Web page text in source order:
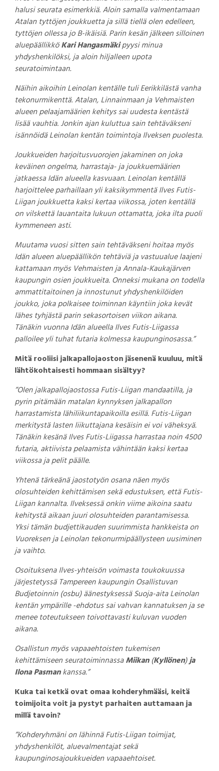
halusi seurata esimerkkiä. Aloin samalla valmentamaan
Atalan tyttöjen joukkuetta ja sillä tiellä olen edelleen,
tyttöjen ollessa jo B-ikäisiä. Parin kesän jälkeen silloinen
aluepäällikköKari Hangasmäkipyysi minua
yhdyshenkilöksi, ja aloin hiljalleen upota
seuratoimintaan.
Näihin aikoihin Leinolan kentälle tuli Eerikkilästä vanha
tekonurmikenttä. Atalan, Linnainmaan ja Vehmaisten
alueen pelaajamäärien kehitys sai uudesta kentästä
lisää vauhtia. Jonkin ajan kuluttua sain tehtäväkseni
isännöidä Leinolan kentän toimintoja Ilveksen puolesta.
Joukkueiden harjoitusvuorojen jakaminen on joka
keväinen ongelma, harrastaja- ja joukkuemäärien
jatkaessa Idän alueella kasvuaan. Leinolan kentällä
harjoittelee parhaillaan yli kaksikymmentä Ilves Futis-
Liigan joukkuetta kaksi kertaa viikossa, joten kentällä
on vilskettä lauantaita lukuun ottamatta, joka ilta puoli
kymmeneen asti.
Muutama vuosi sitten sain tehtäväkseni hoitaa myös
Idän alueen aluepäällikön tehtäviä ja vastuualue laajeni
kattamaan myös Vehmaisten ja Annala-Kaukajärven
kaupungin osien joukkueita. Onneksi mukana on todella
ammattitaitoinen ja innostunut yhdyshenkilöiden
joukko, joka polkaisee toiminnan käyntiin joka kevät
lähes tyhjästä parin sekasortoisen viikon aikana.
Tänäkin vuonna Idän alueella Ilves Futis-Liigassa
palloilee yli tuhat futaria kolmessa kaupunginosassa.”
Mitä rooliisi jalkapallojaoston jäsenenä kuuluu, mitä
lähtökohtaisesti hommaan sisältyy?
”Olen jalkapallojaostossa Futis-Liigan mandaatilla, ja
pyrin pitämään matalan kynnyksen jalkapallon
harrastamista lähiliikuntapaikoilla esillä. Futis-Liigan
merkitystä lasten liikuttajana kesäisin ei voi väheksyä.
Tänäkin kesänä Ilves Futis-Liigassa harrastaa noin 4500
futaria, aktiivista pelaamista vähintään kaksi kertaa
viikossa ja pelit päälle.
Yhtenä tärkeänä jaostotyön osana näen myös
olosuhteiden kehittämisen sekä edustuksen, että Futis-
Liigan kannalta. Ilveksessä onkin viime aikoina saatu
kehitystä aikaan juuri olosuhteiden parantamisessa.
Yksi tämän budjettikauden suurimmista hankkeista on
Vuoreksen ja Leinolan tekonurmipäällysteen uusiminen
ja vaihto.
Osoituksena Ilves-yhteisön voimasta toukokuussa
järjestetyssä Tampereen kaupungin Osallistuvan
Budjetoinnin (osbu) äänestyksessä Suoja-aita Leinolan
kentän ympärille -ehdotus sai vahvan kannatuksen ja se
menee toteutukseen toivottavasti kuluvan vuoden
aikana.
Osallistun myös vapaaehtoisten tukemisen
kehittämiseen seuratoiminnassaMiikan(Kyllönen)ja
Ilona Pasmankanssa.”
Kuka tai ketkä ovat omaa kohderyhmääsi, keitä
toimijoita voit ja pystyt parhaiten auttamaan ja
millä tavoin?
”Kohderyhmänion lähinnä Futis-Liigan toimijat,
yhdyshenkilöt, aluevalmentajat sekä
kaupunginosajoukkueiden vapaaehtoiset.